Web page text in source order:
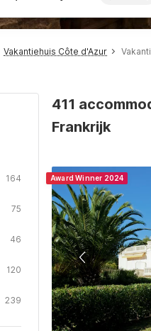
Vakantiehuis Côte d'Azur
164
75
46
120
239
411
Frankrijk
Award Winner 2024